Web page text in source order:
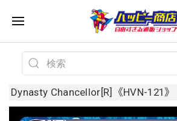
Dynasty Chancellor[R]《HVN-121》